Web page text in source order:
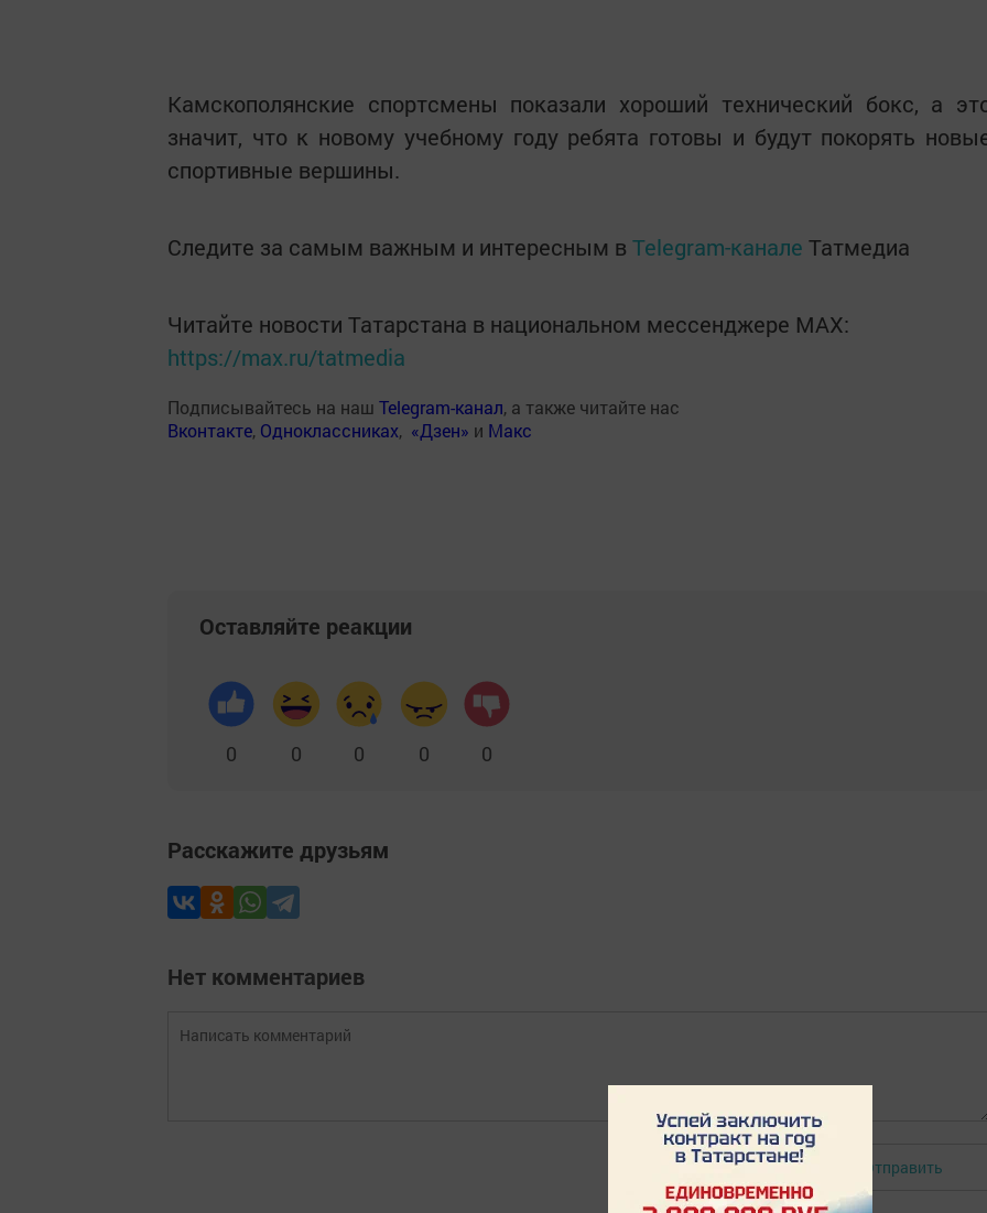
Камскополянские спортсмены показали хороший технический бокс, а
значит, что к новому учебному году ребята готовы и будут покорять
спортивные вершины.
Следите за самым важным и интересным в Telegram-канале Татмедиа
Читайте новости Татарстана в национальном мессенджере MАХ:
https://max.ru/tatmedia
Подписывайтесь на наш Telegram-канал, а также читайте нас
Вконтакте, Одноклассниках, «Дзен» и Макс
Оставляйте реакции
0 0 0 0 0
Расскажите друзьям
Нет комментариев
Авторизоваться Отправить